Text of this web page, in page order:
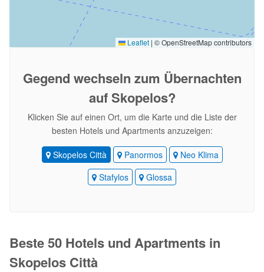
Leaflet | © OpenStreetMap contributors
Gegend wechseln zum Übernachten
auf Skopelos?
Klicken Sie auf einen Ort, um die Karte und die Liste der
besten Hotels und Apartments anzuzeigen:
Skopelos Città Panormos
Neo Klima
Stafylos
Glossa
Beste 50 Hotels und Apartments in
Skopelos Città